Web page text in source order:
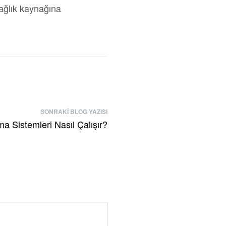
kaynağına
SONRAKI BLOG YAZISI
Sistemleri Nasıl Çalışır?